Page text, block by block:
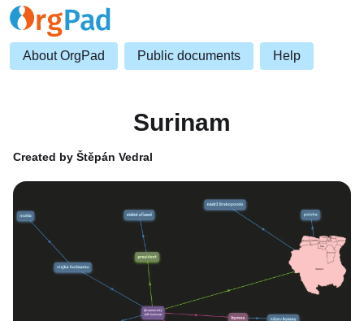
About OrgPad Public documents Help
Surinam
Created by Štěpán Vedral